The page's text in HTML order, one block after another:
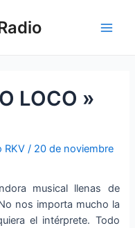
LOCO »
RKV/ 20 de noviembre
musical llenas de
nos importa mucho la
el intérprete. Todo